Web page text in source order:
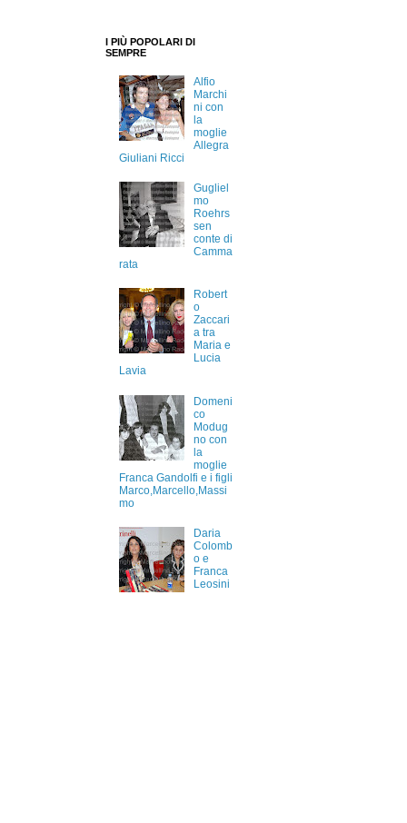
I PIÙ POPOLARI DI
SEMPRE
Alfio
Marchi
ni con
la
moglie
Allegra
Giuliani Ricci
Gugliel
mo
Roehrs
sen
conte di
Camma
rata
Robert
o
Zaccari
a tra
Maria e
Lucia
Lavia
Domeni
co
Modug
no con
la
moglie
Franca Gandolfi e i figli
Marco,Marcello,Massi
mo
Daria
Colomb
o e
Franca
Leosini